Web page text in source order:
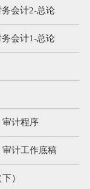
会计2-总论
会计1-总论
审计程序
审计工作底稿
）